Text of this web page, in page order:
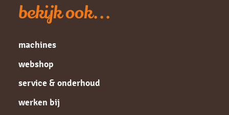
bekijk ook...
machines
webshop
service & onderhoud
werken bij